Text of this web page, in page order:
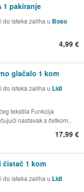
1 pakiranje
do isteka zaliha u Boso
4,99 €
glačalo 1 kom
do isteka zaliha u Lidl
tekstila Funkcija
nastavak s četkom...
17,99 €
čistač 1 kom
do isteka zaliha u Lidl